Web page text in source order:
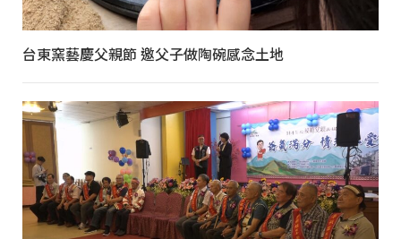
台東窯藝慶父親節 邀父子做陶碗感念土地